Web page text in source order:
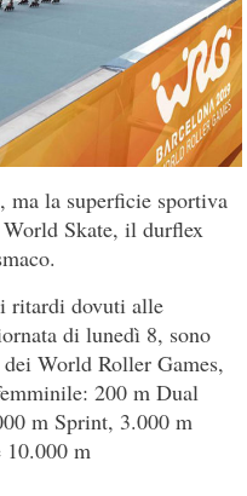
ma la superficie sportiva
Skate, il durflex
ritardi dovuti alle
di lunedì 8, sono
World Roller Games,
200 m Dual
m Sprint, 3.000 m
10.000 m